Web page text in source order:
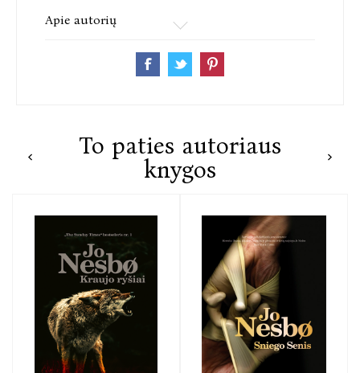
Apie autorių
To paties autoriaus
knygos